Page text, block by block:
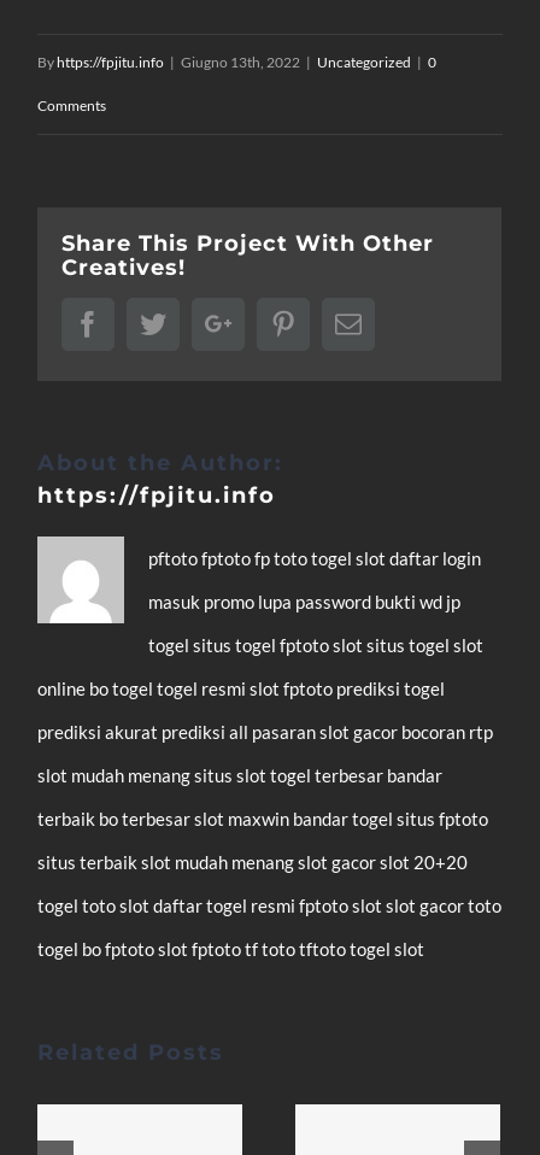
Byhttps://fpjitu.info | Giugno 13th, 2022 | Uncategorized | 0
Comments
Share This Project With Other
Creatives!
FacebookTwitterGoogle+PinterestEmail
About the Author:
https://fpjitu.info
pftotofptotofp tototogelslotdaftar login
masuk promo lupa password bukti wd jp
togelsitus togelfptoto slotsitus togelslot
online bo togeltogel resmislotfptoto prediksi togel
prediksi akurat prediksi all pasaranslot gacor bocoran rtp
slot mudah menangsitus slottogel terbesar bandar
terbaik bo terbesarslot maxwin bandar togelsitus fptoto
situs terbaikslot mudah menangslot gacorslot 20+20
togeltoto slotdaftartogel resmifptotoslotslot gacortoto
togel bo fptotoslot fptototf tototftototogelslot
Related Posts